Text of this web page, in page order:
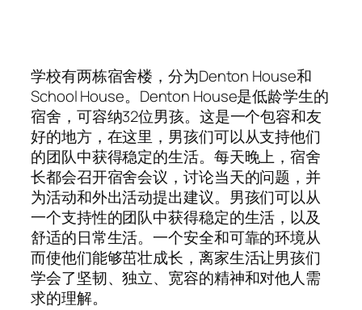
学校有两栋宿舍楼，分为Denton House和
School House。Denton House是低龄学生的
宿舍，可容纳32位男孩。这是一个包容和友
好的地方，在这里，男孩们可以从支持他们
的团队中获得稳定的生活。每天晚上，宿舍
长都会召开宿舍会议，讨论当天的问题，并
为活动和外出活动提出建议。男孩们可以从
一个支持性的团队中获得稳定的生活，以及
舒适的日常生活。一个安全和可靠的环境从
而使他们能够茁壮成长，离家生活让男孩们
学会了坚韧、独立、宽容的精神和对他人需
求的理解。